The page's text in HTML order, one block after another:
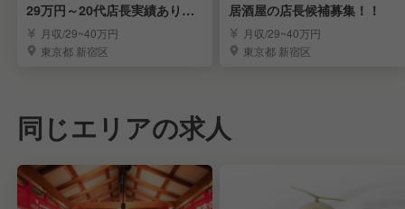
29万円～20代店長実績あり◎
店長候補募集
月収/29~40万円
東京都 新宿区
居酒屋の店長候補募集！！
月収/29~40万円
東京都 新宿区
同じエリアの求人